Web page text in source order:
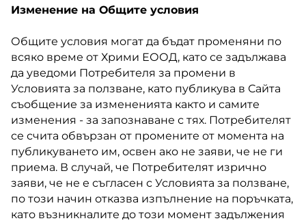
Изменение на Общите условия
Общите условия могат да бъдат променяни по
всяко време от Хрими ЕООД, като се задължава
да уведоми Потребителя за промени в
Условията за ползване, като публикува в Сайта
съобщение за измененията както и самите
изменения - за запознаване с тях. Потребителят
се счита обвързан от промените от момента на
публикуването им, освен ако не заяви, че не ги
приема. В случай, че Потребителят изрично
заяви, че не е съгласен с Условията за ползване,
по този начин отказва изпълнение на поръчката,
като възникналите до този момент задължения